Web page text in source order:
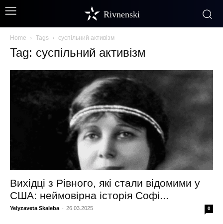
Rivnenski
Home Tags суспільний активізм
Tag: суспільний активізм
Вихідці з Рівного, які стали відомими у
США: неймовірна історія Софі...
Yelyzaveta Skaleba - 26.03.2025 0